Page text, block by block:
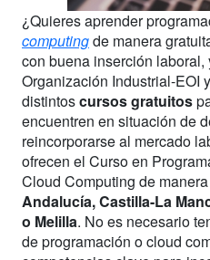
¿Quieres aprender
computingde manera
con buena inserción
Organización Industrial-EOI
distintoscursos gratuitos
encuentren en situación de
reincorporarse al mercado
ofrecen el Curso en
Cloud Computing de
Andalucía, Castilla-La
o Melilla. No es necesario
de programación o cloud